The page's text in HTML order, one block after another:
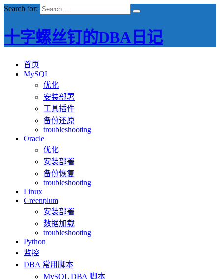
Search for:
十字螺丝钉的DBA日记
首页
MySQL
优化
安装部署
工具插件
备份还原
troubleshooting
Oracle
优化
安装部署
备份恢复
troubleshooting
Linux
Greenplum
安装部署
数据加载
troubleshooting
Python
监控
DBA 常用脚本
MySQL DBA 脚本